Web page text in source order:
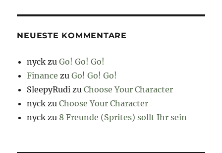
NEUESTE KOMMENTARE
nyck zuGo! Go! Go!
Finance zuGo! Go! Go!
SleepyRudi zuChoose Your Character
nyck zuChoose Your Character
nyck zu 8 Freunde (Sprites) sollt Ihr sein